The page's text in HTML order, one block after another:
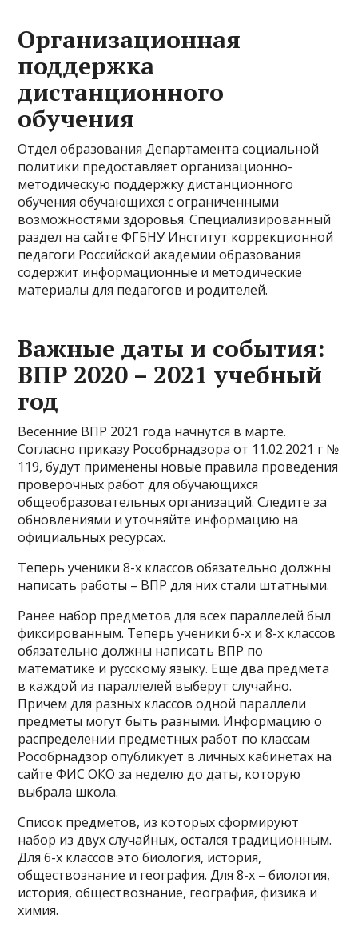
Организационная
поддержка
дистанционного
обучения
Отдел образования Департамента социальной
политики предоставляет организационно-
методическую поддержку дистанционного
обучения обучающихся с ограниченными
возможностями здоровья. Специализированный
раздел на сайте ФГБНУ Институт коррекционной
педагоги Российской академии образования
содержит информационные и методические
материалы для педагогов и родителей.
Важные даты и события:
ВПР 2020 – 2021 учебный
год
Весенние ВПР 2021 года начнутся в марте.
Согласно приказу Рособрнадзора от 11.02.2021 г №
119, будут применены новые правила проведения
проверочных работ для обучающихся
общеобразовательных организаций. Следите за
обновлениями и уточняйте информацию на
официальных ресурсах.
Теперь ученики 8-х классов обязательно должны
написать работы – ВПР для них стали штатными.
Ранее набор предметов для всех параллелей был
фиксированным. Теперь ученики 6-х и 8-х классов
обязательно должны написать ВПР по
математике и русскому языку. Еще два предмета
в каждой из параллелей выберут случайно.
Причем для разных классов одной параллели
предметы могут быть разными. Информацию о
распределении предметных работ по классам
Рособрнадзор опубликует в личных кабинетах на
сайте ФИС ОКО за неделю до даты, которую
выбрала школа.
Список предметов, из которых сформируют
набор из двух случайных, остался традиционным.
Для 6-х классов это биология, история,
обществознание и география. Для 8-х – биология,
история, обществознание, география, физика и
химия.